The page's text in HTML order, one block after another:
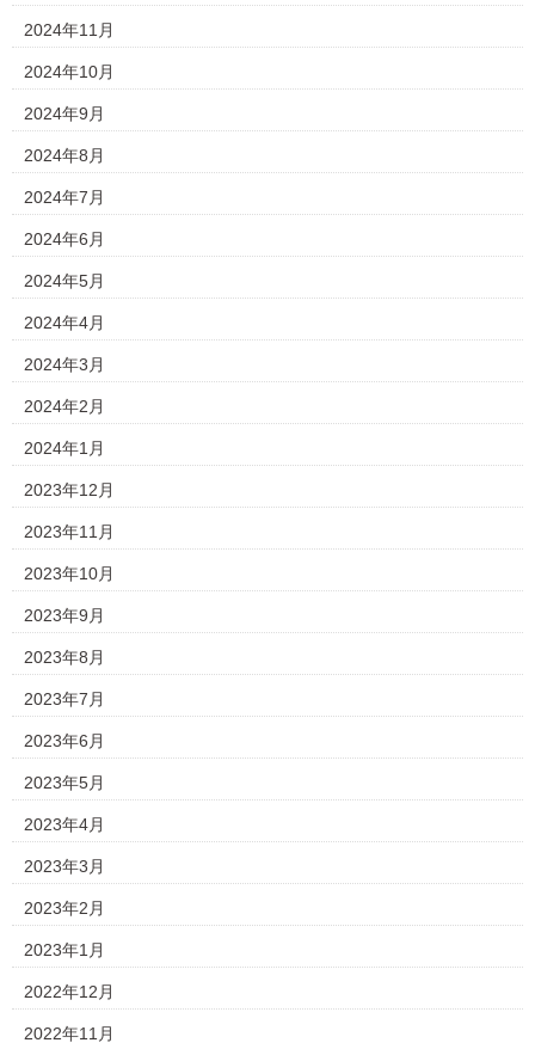
2024年11月
2024年10月
2024年9月
2024年8月
2024年7月
2024年6月
2024年5月
2024年4月
2024年3月
2024年2月
2024年1月
2023年12月
2023年11月
2023年10月
2023年9月
2023年8月
2023年7月
2023年6月
2023年5月
2023年4月
2023年3月
2023年2月
2023年1月
2022年12月
2022年11月